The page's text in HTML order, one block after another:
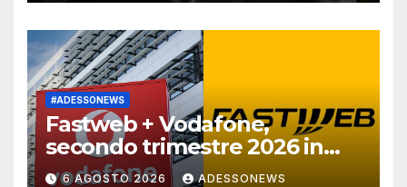
#ADESSONEWS
Fastweb + Vodafone,
secondo trimestre 2026 in
linea con le attese
6 AGOSTO 2026 ADESSONEWS